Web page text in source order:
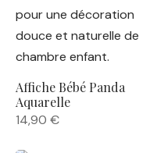
Affiche Bébé Panda
Aquarelle
14,90 €